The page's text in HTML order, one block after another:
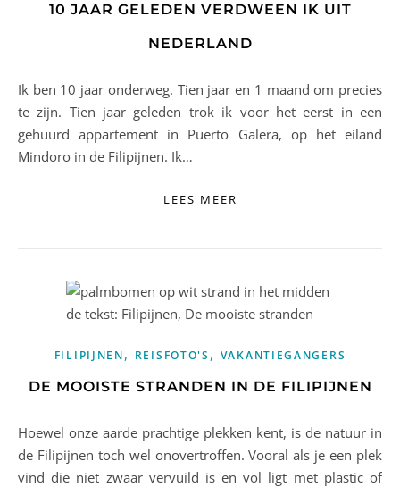
10 JAAR GELEDEN VERDWEEN IK UIT
NEDERLAND
Ik ben 10 jaar onderweg. Tien jaar en 1 maand om precies
te zijn. Tien jaar geleden trok ik voor het eerst in een
gehuurd appartement in Puerto Galera, op het eiland
Mindoro in de Filipijnen. Ik…
LEES MEER
FILIPIJNEN, REISFOTO'S , VAKANTIEGANGERS
DE MOOISTE STRANDEN IN DE FILIPIJNEN
Hoewel onze aarde prachtige plekken kent, is de natuur in
de Filipijnen toch wel onovertroffen. Vooral als je een plek
vind die niet zwaar vervuild is en vol ligt met plastic of